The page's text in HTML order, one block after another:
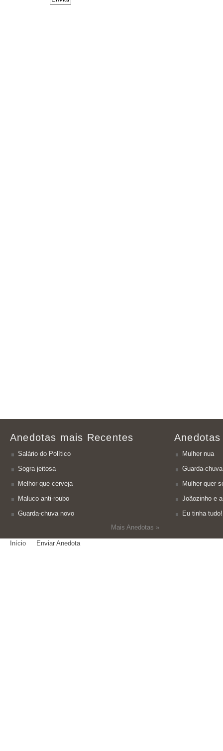
Anedotas mais Recentes
Salário do Político
Sogra jeitosa
Melhor que cerveja
Maluco anti-roubo
Guarda-chuva novo
Mais Anedotas »
Mulher nua
Guarda-
Mulher quer
Joãozinho e
Eu tinha tudo!
Início Enviar Anedota